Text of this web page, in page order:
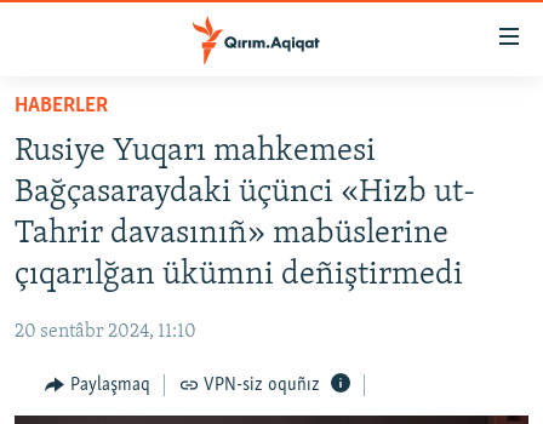
Esas
qaytmaq
Baş
navigatsiyağa
qaytmaq
Qıdıruvğa
SİYASET
İQTİSADİYAT
CEMİYET
İNSAN AQLARI
VİDEO
HABERLER
Rusiye Yuqarı mahkemesi
Bağçasaraydaki üçünci «Hizb ut-
Tahrir davasınıñ» mabüslerine
çıqarılğan ükümni deñiştirmedi
20 sentâbr 2024, 11:10
Paylaşmaq VPN-siz oquñız